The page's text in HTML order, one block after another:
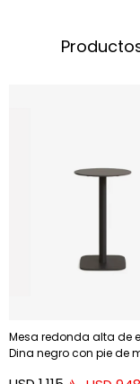
Mesa redonda alta de
Dina negro con pie de